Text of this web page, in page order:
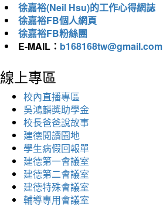
徐嘉裕(Neil Hsu)的工作心得網誌
徐嘉裕FB個人網頁
徐嘉裕FB粉絲團
E-MAIL： b168168tw@gmail.com
線上專區
校內直播專區
吳鴻麟獎助學金
校長爸爸說故事
建德閱讀園地
學生病假回報單
建德第一會議室
建德第二會議室
建德特殊會議室
輔導專用會議室